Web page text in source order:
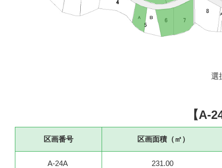
選
【A-
区画番号 区画面積（㎡）
A-24A 231.00